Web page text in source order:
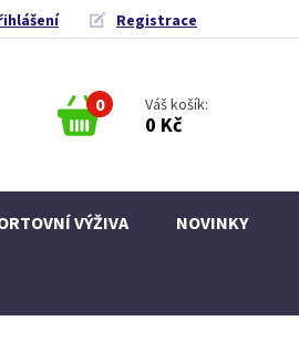
Registrace
0 Váš košík:
0 Kč
VÝŽIVA NOVINKY